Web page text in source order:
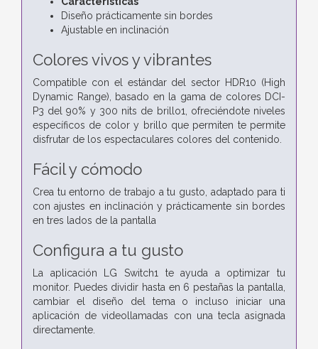
Diseño prácticamente sin bordes
Ajustable en inclinación
Colores vivos y vibrantes
Compatible con el estándar del sector HDR10 (High
Dynamic Range), basado en la gama de colores DCI-
P3 del 90% y 300 nits de brillo1, ofreciéndote niveles
específicos de color y brillo que permiten te permite
disfrutar de los espectaculares colores del contenido.
Fácil y cómodo
Crea tu entorno de trabajo a tu gusto, adaptado para ti
con ajustes en inclinación y prácticamente sin bordes
en tres lados de la pantalla
Configura a tu gusto
La aplicación LG Switch1 te ayuda a optimizar tu
monitor. Puedes dividir hasta en 6 pestañas la pantalla,
cambiar el diseño del tema o incluso iniciar una
aplicación de videollamadas con una tecla asignada
directamente.